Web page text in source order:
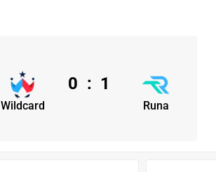
Wildcard Runa
0 : 1